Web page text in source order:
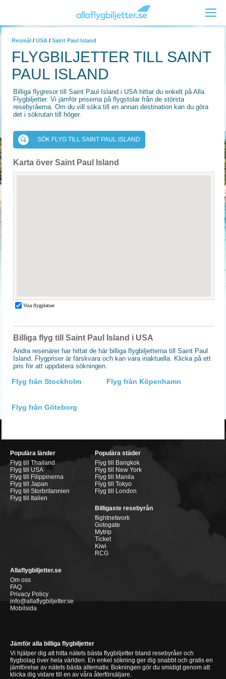
Resmål / USA / Saint Paul Island
FLYGBILJETTER TILL SAINT
PAUL ISLAND
Billiga flygresor till Saint Paul Island i USA hittar du enkelt på Alla
Flygbiljetter. Vi jämför priserna på flygstolar från de största
resebyråerna. Om du vill söka till en annan destination kan du göra
det i sökrutan till höger.
SÖK FLYG TILL SAINT PAUL ISLAND
Karta över Saint Paul Island
Billiga flyg till Saint Paul Island i USA
Andra resenärer har hittat de här billiga flygbiljetterna till Saint Paul
Island. Flygpriser är färskvara och kan vara inaktuella. Klicka på ett
pris för att uppdatera sökningen.
Flyg från Stockholm Flyg från Köpenhamn
Flyg från Göteborg
Populära länder
Flyg till Thailand
Flyg till USA
Flyg till Filippinerna
Flyg till Japan
Flyg till Storbritannien
Flyg till Italien
Populära städer
Flyg till Bangkok
Flyg till New York
Flyg till Manila
Flyg till Tokyo
Flyg till London
Billigaste resebyrån
flightnetwork
Gotogate
Mytrip
Ticket
Kiwi
RCG
Allaflygbiljetter.se
Om oss
FAQ
Privacy Policy
info@allaflygbiljetter.se
Mobilsida
Jämför alla billiga flygbiljetter
Vi hjälper dig att hitta nätets bästa flygbiljetter bland resebyråer och
flygbolag över hela världen. En enkel sökning ger dig snabbt och gratis en
jämförelse av nätets bästa alternativ. Bokningen gör du smidigt genom att
klicka dig vidare till en av våra återförsäljare.